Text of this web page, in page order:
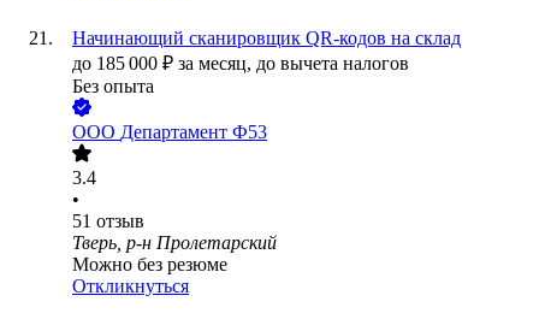
Начинающий сканировщик QR-кодов на склад
до 185 000 ₽ за месяц, до вычета налогов
Без опыта
ООО Департамент Ф53
3.4
•
51 отзыв
Тверь, р-н Пролетарский
Можно без резюме
Откликнуться